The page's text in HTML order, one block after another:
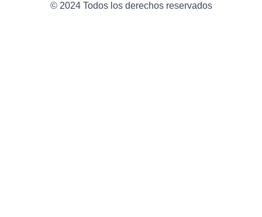
© 2024 Todos los derechos reservados